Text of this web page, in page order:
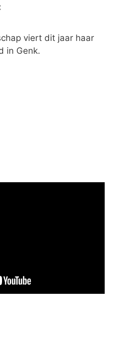
viert dit jaar haar
in Genk.